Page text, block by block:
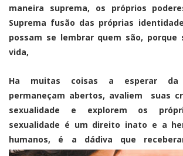
maneira suprema, os próprios
Suprema fusão das próprias
possam se lembrar quem são, porque
vida,
Ha muitas coisas a esperar da
permaneçam abertos, avaliem suas
sexualidade e explorem os
sexualidade é um direito inato e a
humanos, é a dádiva que